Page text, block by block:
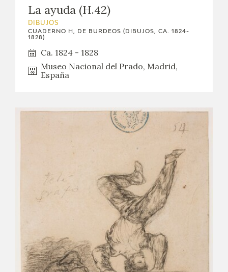
La ayuda (H.42)
DIBUJOS
CUADERNO H, DE BURDEOS (DIBUJOS, CA. 1824-
1828)
Ca. 1824 - 1828
Museo Nacional del Prado, Madrid,
España